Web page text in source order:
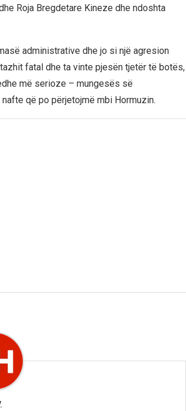
Roja Bregdetare Kineze dhe ndoshta
administrative dhe jo si një agresion
fatal dhe ta vinte pjesën tjetër të botës,
më serioze – mungesës së
që po përjetojmë mbi Hormuzin.